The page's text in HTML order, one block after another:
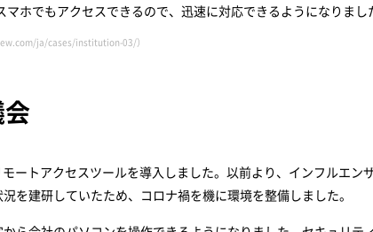
ホでもアクセスできるので、迅速に対応できるようになりまし
ja/cases/institution-03/）
ートアクセスツールを導入しました。以前より、インフルエン
を建研していたため、コロナ禍を機に環境を整備しました。